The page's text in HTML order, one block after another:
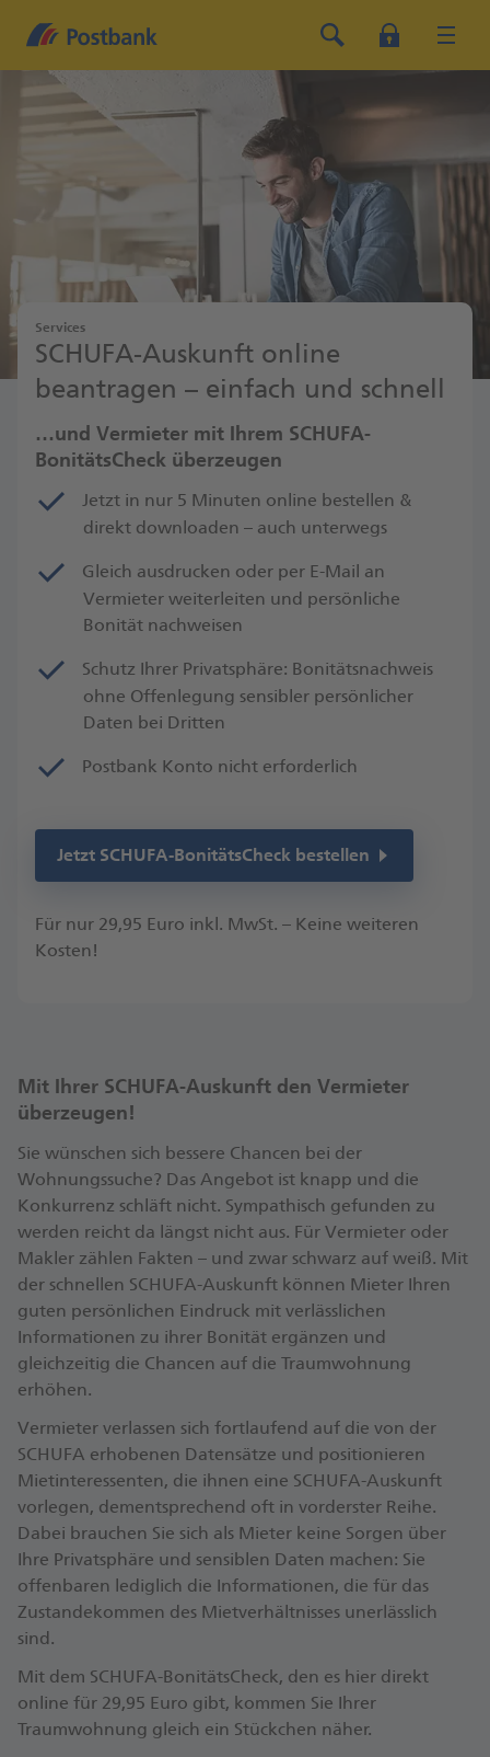
Services
SCHUFA-Auskunft online
beantragen – einfach und schnell
…und Vermieter mit Ihrem SCHUFA-
BonitätsCheck überzeugen
Jetzt in nur 5 Minuten online bestellen &
direkt downloaden – auch unterwegs
Gleich ausdrucken oder per E-Mail an
Vermieter weiterleiten und persönliche
Bonität nachweisen
Schutz Ihrer Privatsphäre: Bonitätsnachweis
ohne Offenlegung sensibler persönlicher
Daten bei Dritten
Postbank Konto nicht erforderlich
Jetzt SCHUFA-BonitätsCheck bestellen
Für nur 29,95 Euro inkl. MwSt. – Keine weiteren
Kosten!
Mit Ihrer SCHUFA-Auskunft den Vermieter
überzeugen!
Sie wünschen sich bessere Chancen bei der
Wohnungssuche? Das Angebot ist knapp und die
Konkurrenz schläft nicht. Sympathisch gefunden zu
werden reicht da längst nicht aus. Für Vermieter oder
Makler zählen Fakten – und zwar schwarz auf weiß. Mit
der schnellen SCHUFA-Auskunft können Mieter Ihren
guten persönlichen Eindruck mit verlässlichen
Informationen zu ihrer Bonität ergänzen und
gleichzeitig die Chancen auf die Traumwohnung
erhöhen.
Vermieter verlassen sich fortlaufend auf die von der
SCHUFA erhobenen Datensätze und positionieren
Mietinteressenten, die ihnen eine SCHUFA-Auskunft
vorlegen, dementsprechend oft in vorderster Reihe.
Dabei brauchen Sie sich als Mieter keine Sorgen über
Ihre Privatsphäre und sensiblen Daten machen: Sie
offenbaren lediglich die Informationen, die für das
Zustandekommen des Mietverhältnisses unerlässlich
sind.
Mit dem SCHUFA-BonitätsCheck, den es hier direkt
online für 29,95 Euro gibt, kommen Sie Ihrer
Traumwohnung gleich ein Stückchen näher.